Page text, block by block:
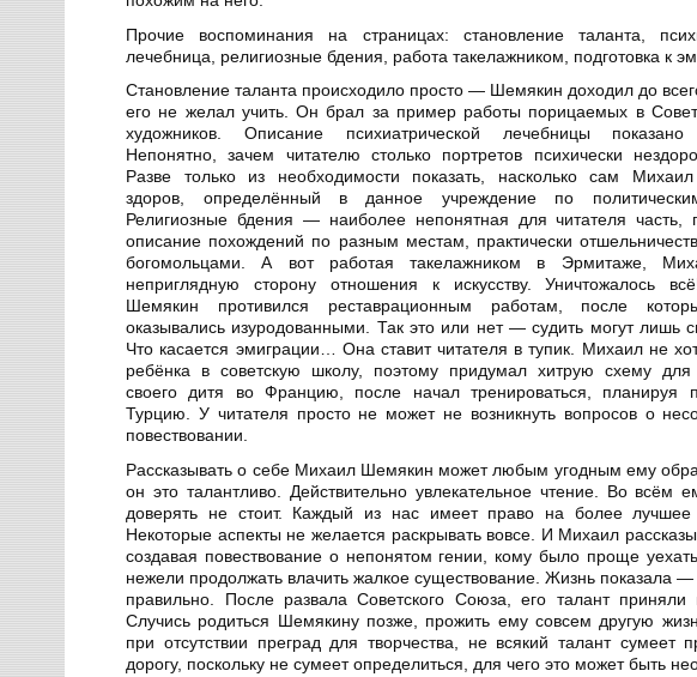
Прочие воспоминания на страницах: становление таланта,
лечебница, религиозные бдения, работа такелажником, подготовка к
Становление таланта происходило просто — Шемякин доходил до
его не желал учить. Он брал за пример работы порицаемых в
художников. Описание психиатрической лечебницы показано
Непонятно, зачем читателю столько портретов психически
Разве только из необходимости показать, насколько сам Михаил
здоров, определённый в данное учреждение по
Религиозные бдения — наиболее непонятная для читателя часть,
описание похождений по разным местам, практически
богомольцами. А вот работая такелажником в Эрмитаже,
неприглядную сторону отношения к искусству. Уничтожалось
Шемякин противился реставрационным работам, после
оказывались изуродованными. Так это или нет — судить могут лишь
Что касается эмиграции… Она ставит читателя в тупик. Михаил не
ребёнка в советскую школу, поэтому придумал хитрую схему для
своего дитя во Францию, после начал тренироваться, планируя
Турцию. У читателя просто не может не возникнуть вопросов о
повествовании.
Рассказывать о себе Михаил Шемякин может любым угодным ему
он это талантливо. Действительно увлекательное чтение. Во всём
доверять не стоит. Каждый из нас имеет право на более лучшее
Некоторые аспекты не желается раскрывать вовсе. И Михаил
создавая повествование о непонятом гении, кому было проще уехать
нежели продолжать влачить жалкое существование. Жизнь показала —
правильно. После развала Советского Союза, его талант приняли
Случись родиться Шемякину позже, прожить ему совсем другую
при отсутствии преград для творчества, не всякий талант сумеет
дорогу, поскольку не сумеет определиться, для чего это может быть